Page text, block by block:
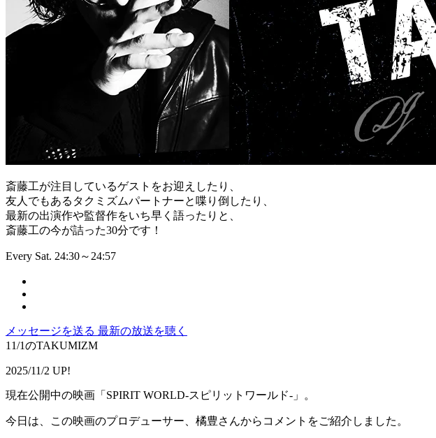
斎藤工が注目しているゲストをお迎えしたり、
友人でもあるタクミズムパートナーと喋り倒したり、
最新の出演作や監督作をいち早く語ったりと、
斎藤工の今が詰った30分です！
Every Sat. 24:30～24:57
メッセージを送る 最新の放送を聴く
11/1のTAKUMIZM
2025/11/2 UP!
現在公開中の映画「SPIRIT WORLD-スピリットワールド-」。
今日は、この映画のプロデューサー、橘豊さんからコメントをご紹介しました。